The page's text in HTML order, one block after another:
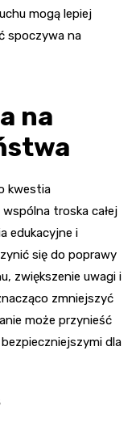
mogą lepiej
spoczywa na
na
kwestia
troska całej
edukacyjne i
się do poprawy
zwiększenie uwagi i
zmniejszyć
może przynieść
dla